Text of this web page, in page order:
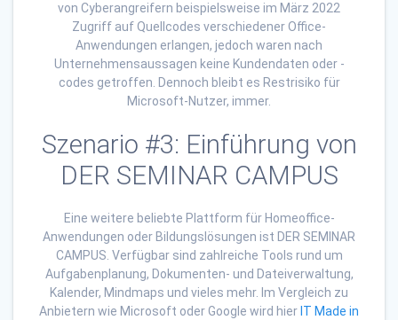
von Cyberangreifern beispielsweise im März 2022
Zugriff auf Quellcodes verschiedener Office-
Anwendungen erlangen, jedoch waren nach
Unternehmensaussagen keine Kundendaten oder -
codes getroffen. Dennoch bleibt es Restrisiko für
Microsoft-Nutzer, immer.
Szenario #3: Einführung von
DER SEMINAR CAMPUS
Eine weitere beliebte Plattform für Homeoffice-
Anwendungen oder Bildungslösungen ist DER SEMINAR
CAMPUS. Verfügbar sind zahlreiche Tools rund um
Aufgabenplanung, Dokumenten- und Dateiverwaltung,
Kalender, Mindmaps und vieles mehr. Im Vergleich zu
Anbietern wie Microsoft oder Google wird hier IT Made in